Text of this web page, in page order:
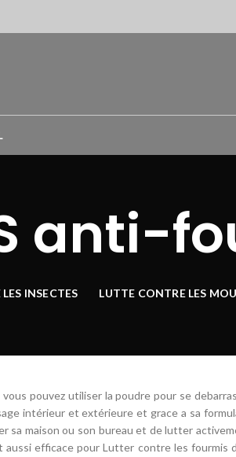
anti-
INSECTES LUTTE CONTRE LES
pouvez utiliser la poudre pour se
intérieur et extérieure et grace a sa
sa maison ou son bureau et de lutter
efficace pour Lutter contre les fourmis